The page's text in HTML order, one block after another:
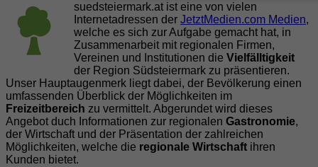
suedsteiermark.at ist eine von vielen
Internetadressen der JetztMedien.com Medien,
welche es sich zur Aufgabe gemacht hat, in
Zusammenarbeit mit regionalen Firmen,
Vereinen und Institutionen die Vielfälltigkeit
der Region Südsteiermark zu präsentieren.
Unser Hauptaugenmerk liegt dabei, der Bevölkerung einen
umfassenden Überblick der Möglichkeiten im
Freizeitbereich zu vermittelt. Abgerundet wird dieses
Angebot duch Informationen zur regionalen Gastronomie,
der Wirtschaft und der Präsentation der zahlreichen
Möglichkeiten, welche die regionale Wirtschaft ihren
Kunden bietet.